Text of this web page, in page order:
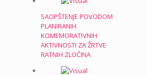
SAOPŠTENJE POVODOM
PLANIRANIH
KOMEMORATIVNIH
AKTIVNOSTI ZA ŽRTVE
RATNIH ZLOČINA